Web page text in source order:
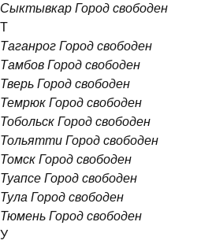
Сыктывкар Город свободен
Т
Таганрог Город свободен
Тамбов Город свободен
Тверь Город свободен
Темрюк Город свободен
Тобольск Город свободен
Тольятти Город свободен
Томск Город свободен
Туапсе Город свободен
Тула Город свободен
Тюмень Город свободен
У